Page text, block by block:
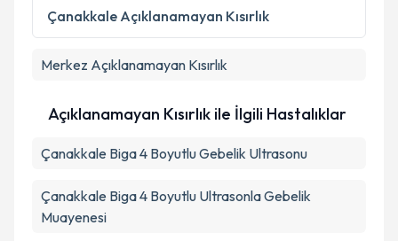
Metni
'ni okudum ve kişisel verilerimin belirtilen
kapsamda işlenmesini kabul ediyorum.
Çanakkale Açıklanamayan Kısırlık
Merkez Açıklanamayan Kısırlık
Açıklanamayan Kısırlık ile İlgili Hastalıklar
Çanakkale Biga 4 Boyutlu Gebelik Ultrasonu
Çanakkale Biga 4 Boyutlu Ultrasonla Gebelik
Muayenesi